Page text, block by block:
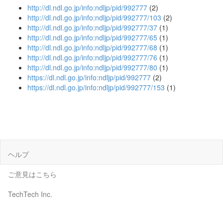
http://dl.ndl.go.jp/info:ndljp/pid/992777 (2)
http://dl.ndl.go.jp/info:ndljp/pid/992777/103 (2)
http://dl.ndl.go.jp/info:ndljp/pid/992777/37 (1)
http://dl.ndl.go.jp/info:ndljp/pid/992777/65 (1)
http://dl.ndl.go.jp/info:ndljp/pid/992777/68 (1)
http://dl.ndl.go.jp/info:ndljp/pid/992777/76 (1)
http://dl.ndl.go.jp/info:ndljp/pid/992777/80 (1)
https://dl.ndl.go.jp/info:ndljp/pid/992777 (2)
https://dl.ndl.go.jp/info:ndljp/pid/992777/153 (1)
ヘルプ
ご意見はこちら
TechTech Inc.